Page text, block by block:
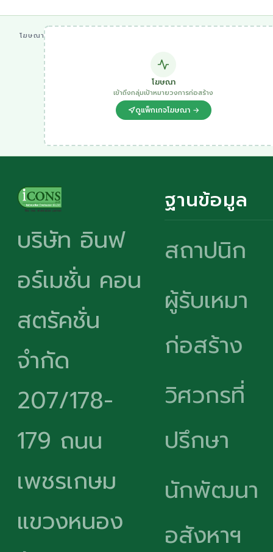
โฆษณา
โฆษณา
เข้าถึงกลุ่มเป้าหมายวงการก่อสร้าง
ดูแพ็กเกจโฆษณา →
บริษัท อินฟ
อร์เมชั่น คอน
สตรัคชั่น
จำกัด
207/178-
179 ถนน
เพชรเกษม
แขวงหนอง
ฐานข้อมูล
สถาปนิก
ผู้รับเหมา
ก่อสร้าง
วิศวกรที่
ปรึกษา
นักพัฒนา
อสังหาฯ